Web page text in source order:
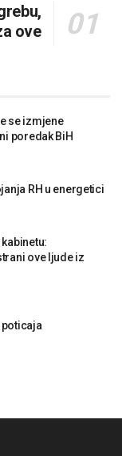
ove
se izmjene
poredak BiH
RH u energetici
ove ljude iz